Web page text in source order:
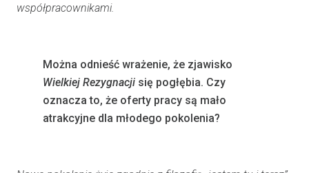
współpracownikami.
Można odnieść wrażenie, że zjawisko
Wielkiej Rezygnacji się pogłębia. Czy
oznacza to, że oferty pracy są mało
atrakcyjne dla młodego pokolenia?